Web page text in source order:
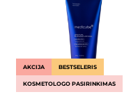
AKCIJA BESTSELERIS
KOSMETOLOGO PASIRINKIMAS